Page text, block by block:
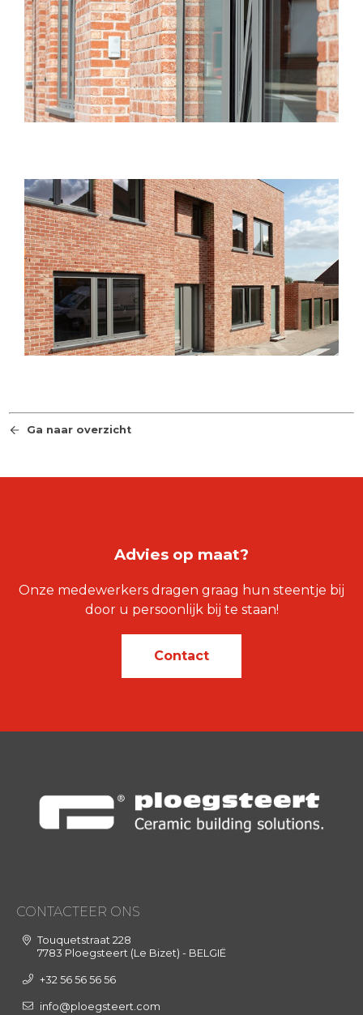
Ga naar overzicht
Advies op maat?
Onze medewerkers dragen graag hun steentje bij
door u persoonlijk bij te staan!
Contact
CONTACTEER ONS
Touquetstraat 228
7783 Ploegsteert (Le Bizet) - BELGIË
+32 56 56 56 56
info@ploegsteert.com